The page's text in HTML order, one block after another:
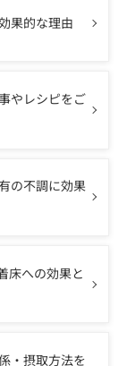
果的な理由
やレシピをご
の不調に効果
床への効果と
・摂取方法を